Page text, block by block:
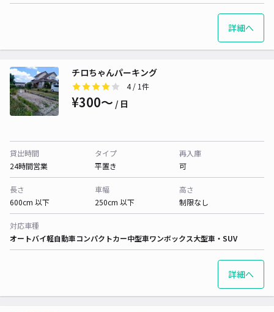
詳細へ
チロちゃんパーキング
4/ 1件
¥300〜 / 日
貸出時間
24時間営業
タイプ
平置き
再入庫
可
長さ
600cm 以下
車幅
250cm 以下
高さ
制限なし
対応車種
オートバイ軽自動車コンパクトカー中型車ワンボックス大型車・SUV
詳細へ